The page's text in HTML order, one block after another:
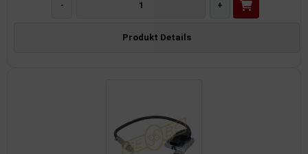
- +
Produkt Details